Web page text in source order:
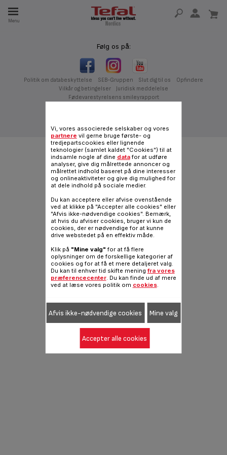
Menu
Følg os på:
Politik om databeskyttelse SEB-Gruppen Slut dig til os
Opfindere
Vilkår og betingelser
Juridisk meddelelse
Fødevarestyrelsens smileyrapport
Vi, vores associerede selskaber og vores
partnere vil gerne bruge første- og
tredjepartscookies eller lignende
teknologier (samlet kaldet "Cookies") til at
indsamle nogle af dine datafor at udføre
analyser, give dig målrettede annoncer og
målrettet indhold baseret på dine interesser
og onlineaktiviteter og give dig mulighed for
at dele indhold på sociale medier.
Du kan acceptere eller afvise ovenstående
ved at klikke på "Accepter alle cookies" eller
"Afvis ikke-nødvendige cookies". Bemærk,
at hvis du afviser cookies, bruger vi kun de
cookies, der er nødvendige for at kunne
drive webstedet på en effektiv måde.
Klik på "Mine valg" for at få flere
oplysninger om de forskellige kategorier af
cookies og for at få et mere detaljeret valg.
Du kan til enhver tid skifte mening fra vores
præferencecenter. Du kan finde ud af mere
ved at læse vores politik om cookies.
Afvis ikke-nødvendige cookies Mine valg
Accepter alle cookies